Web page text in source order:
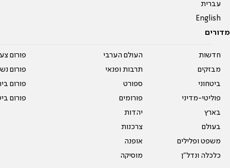
עברית
English
מדורים
חדשות
מבזקים
ביטחוני
פוליטי-מדיני
בארץ
בעולם
משפט ופלילים
כלכלה ונדל"ן
העולם הערבי
תרבות ופנאי
ספורט
פורומים
יהדות
צרכנות
אופנה
מוסיקה
פורום
פורום
פורום
פורום